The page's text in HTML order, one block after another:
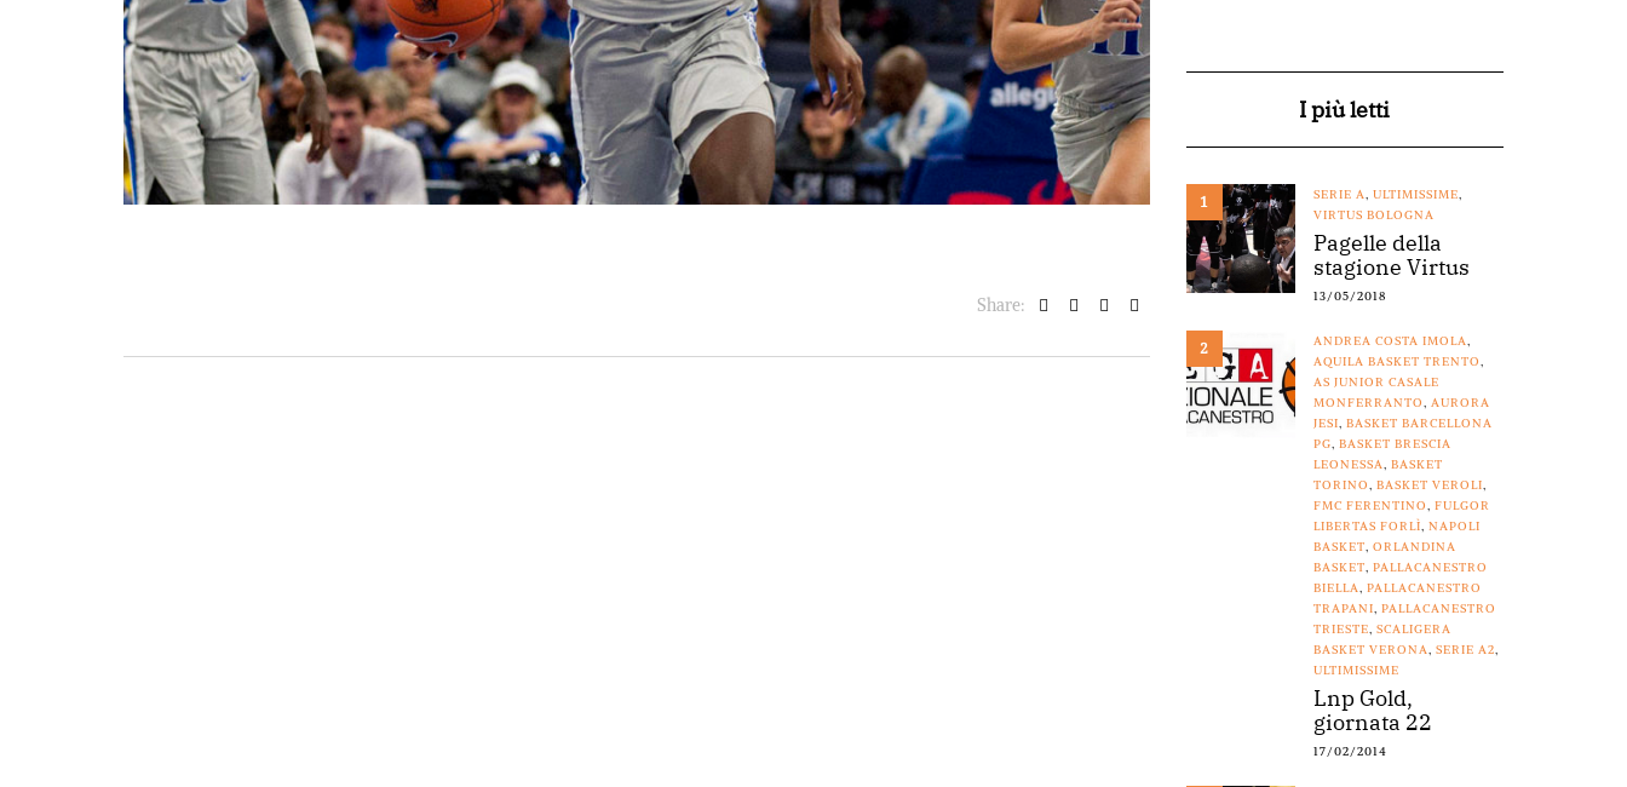
Share:
I più letti
1 SERIE A, ULTIMISSIME,
VIRTUS BOLOGNA
Pagelle della
stagione Virtus
13/05/2018
2 ANDREA COSTA IMOLA,
AQUILA BASKET TRENTO,
AS JUNIOR CASALE
MONFERRANTO, AURORA
JESI, BASKET BARCELLONA
PG, BASKET BRESCIA
LEONESSA, BASKET
TORINO, BASKET VEROLI,
FMC FERENTINO, FULGOR
LIBERTAS FORLÌ, NAPOLI
BASKET, ORLANDINA
BASKET, PALLACANESTRO
BIELLA, PALLACANESTRO
TRAPANI, PALLACANESTRO
TRIESTE, SCALIGERA
BASKET VERONA, SERIE A2,
ULTIMISSIME
Lnp Gold,
giornata 22
17/02/2014